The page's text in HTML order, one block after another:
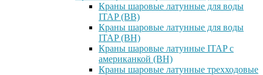
Краны шаровые латунные для воды
ITAP (ВВ)
Краны шаровые латунные для воды
ITAP (ВН)
Краны шаровые латунные ITAP с
американкой (ВН)
Краны шаровые латунные трехходовые